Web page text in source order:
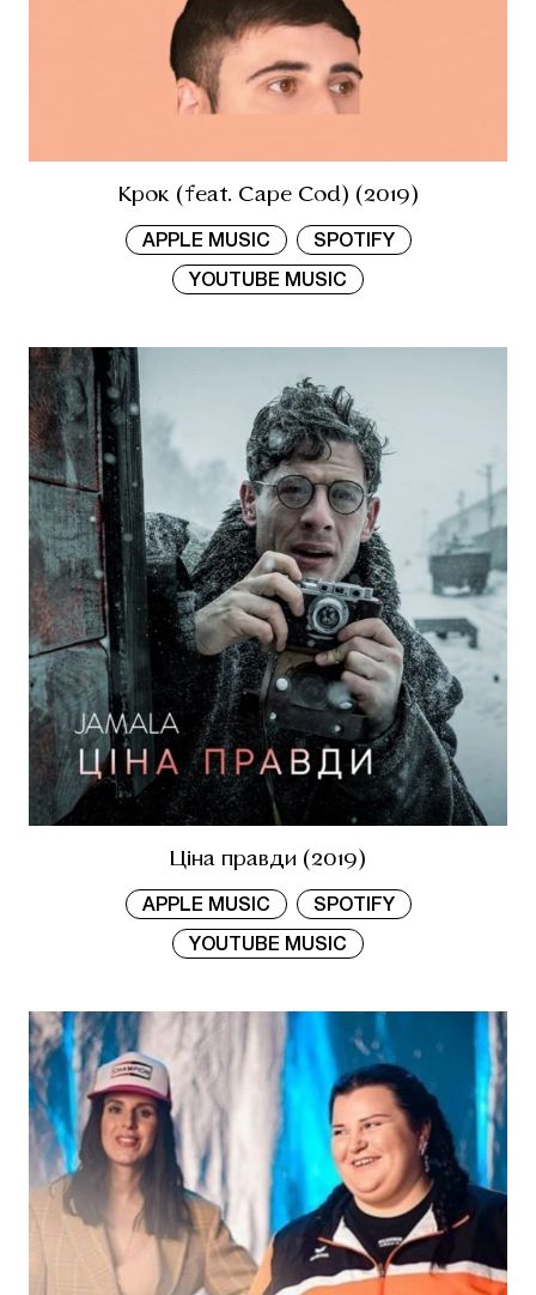
Крок (feat. Cape Cod) (2019)
APPLE MUSIC SPOTIFY
YOUTUBE MUSIC
Ціна правди (2019)
APPLE MUSIC SPOTIFY
YOUTUBE MUSIC